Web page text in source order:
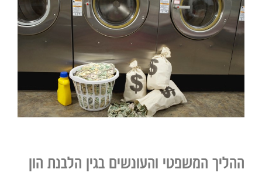
ההליך המשפטי והעונשים בגין הלבנת הון